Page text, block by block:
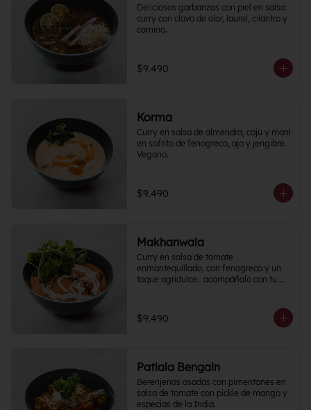
Deliciosos garbanzos con piel en salsa
curry con clavo de olor, laurel, cilantro y
comino.
$9.490
Korma
Curry en salsa de almendra, cajú y maní
en sofrito de fenogreco, ajo y jengibre.
Vegano.
$9.490
Makhanwala
Curry en salsa de tomate
enmantequillado, con fenogreco y un
toque agridulce.  acompáñalo con tu
$9.490
Patiala Bengain
Berenjenas asadas con pimentones en
salsa de tomate con pickle de mango y
especias de la India.